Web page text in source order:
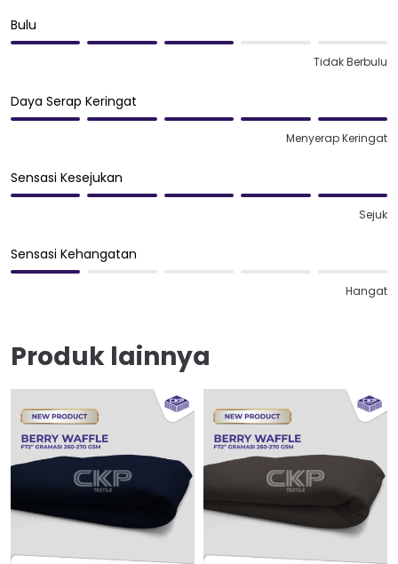
Bulu
Tidak Berbulu
Daya Serap Keringat
Menyerap Keringat
Sensasi Kesejukan
Sejuk
Sensasi Kehangatan
Hangat
Produk lainnya